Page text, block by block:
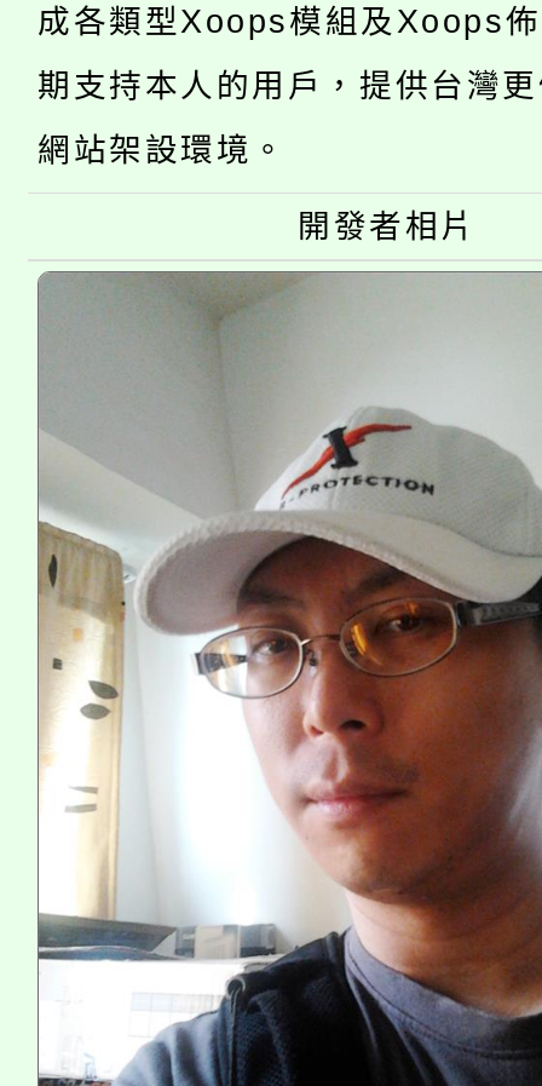
田徑場及游泳池舉行。
桃園市低收入戶享有免
視費優惠，中低收入戶
半價優惠，詳情可洽有
大園自造教育及科技中
份教師增能研習
大溪自造教育及科技中
份教師研習
淨零綠生活教案入校路
會
115年食農教育專業人
成各類型Xoops模組及Xoops
期支持本人的用戶，提供台灣
網站架設環境。
開發者相片